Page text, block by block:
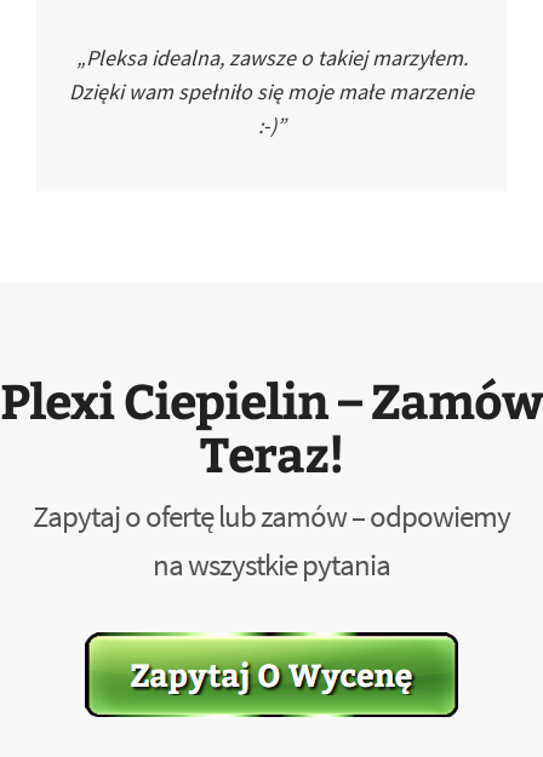
„Pleksa idealna, zawsze o takiej marzyłem.
Dzięki wam spełniło się moje małe marzenie
:-)”
Plexi Ciepielin – Zamów
Teraz!
Zapytaj o ofertę lub zamów – odpowiemy
na wszystkie pytania